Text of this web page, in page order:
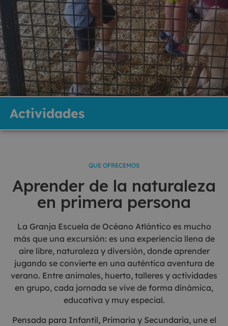
Actividades
QUE OFRECEMOS
Aprender de la naturaleza
en primera persona
La Granja Escuela de Océano Atlántico es mucho
más que una excursión: es una experiencia llena de
aire libre, naturaleza y diversión, donde aprender
jugando se convierte en una auténtica aventura de
verano. Entre animales, huerto, talleres y actividades
en grupo, cada jornada se vive de forma dinámica,
educativa y muy especial.
Pensada para Infantil, Primaria y Secundaria, une el